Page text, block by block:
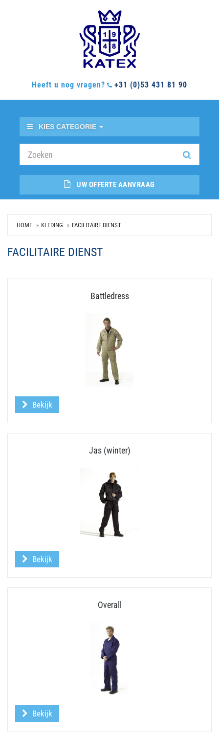
Heeft u nog vragen? +31 (0)53 431 81 90
KIES CATEGORIE
UW OFFERTE AANVRAAG
HOME KLEDING FACILITAIRE DIENST
FACILITAIRE DIENST
Battledress
Bekijk
Jas (winter)
Bekijk
Overall
Bekijk